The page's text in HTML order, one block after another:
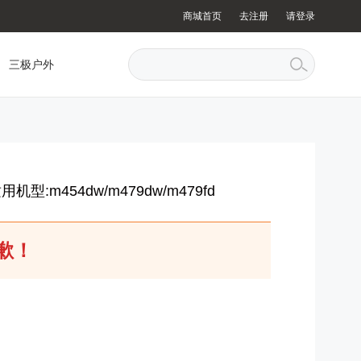
商城首页 去注册 请登录
三极户外
机型:m454dw/m479dw/m479fd
！